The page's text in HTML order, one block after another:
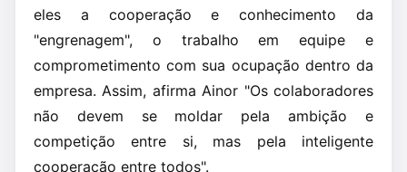
eles a cooperação e conhecimento da
"engrenagem", o trabalho em equipe e
comprometimento com sua ocupação dentro da
empresa. Assim, afirma Ainor "Os colaboradores
não devem se moldar pela ambição e
competição entre si, mas pela inteligente
cooperação entre todos".